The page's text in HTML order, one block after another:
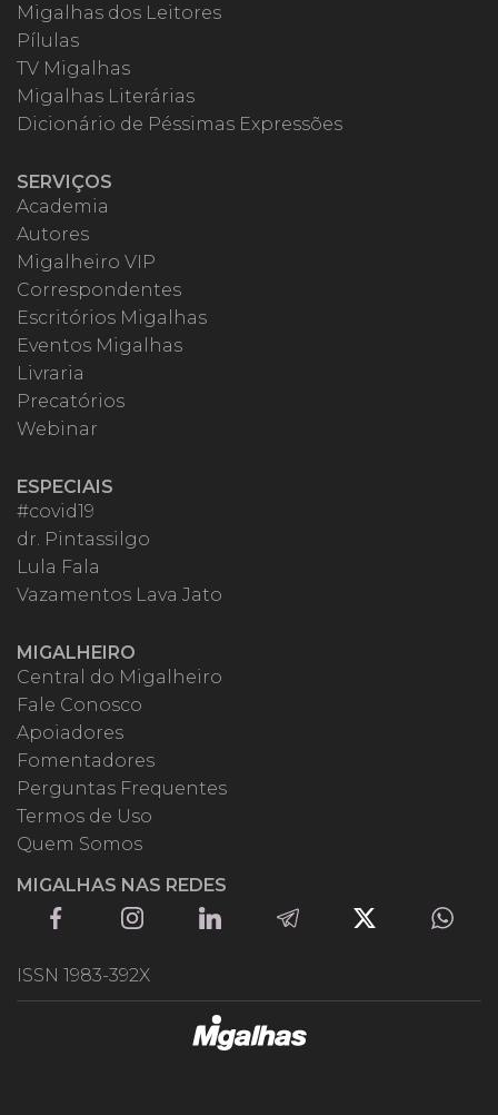
Migalhas dos Leitores
Pílulas
TV Migalhas
Migalhas Literárias
Dicionário de Péssimas Expressões
SERVIÇOS
Academia
Autores
Migalheiro VIP
Correspondentes
Escritórios Migalhas
Eventos Migalhas
Livraria
Precatórios
Webinar
ESPECIAIS
#covid19
dr. Pintassilgo
Lula Fala
Vazamentos Lava Jato
MIGALHEIRO
Central do Migalheiro
Fale Conosco
Apoiadores
Fomentadores
Perguntas Frequentes
Termos de Uso
Quem Somos
MIGALHAS NAS REDES
ISSN 1983-392X